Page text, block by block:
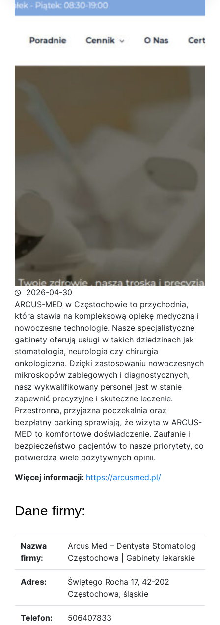
2026-04-30
ARCUS-MED w Częstochowie to przychodnia,
która stawia na kompleksową opiekę medyczną i
nowoczesne technologie. Nasze specjalistyczne
gabinety oferują usługi w takich dziedzinach jak
stomatologia, neurologia czy chirurgia
onkologiczna. Dzięki zastosowaniu nowoczesnych
mikroskopów zabiegowych i diagnostycznych,
nasz wykwalifikowany personel jest w stanie
zapewnić precyzyjne i skuteczne leczenie.
Przestronna, przyjazna poczekalnia oraz
bezpłatny parking sprawiają, że wizyta w ARCUS-
MED to komfortowe doświadczenie. Zaufanie i
bezpieczeństwo pacjentów to nasze priorytety, co
potwierdza wiele pozytywnych opinii.
Więcej informacji: https://arcusmed.pl/
Dane firmy:
Nazwa
firmy:
Arcus Med – Dentysta Stomatolog
Częstochowa | Gabinety lekarskie
Adres:
Świętego Rocha 17, 42-202
Częstochowa, śląskie
Telefon: 506407833